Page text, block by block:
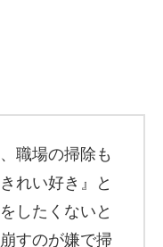
職場の掃除も
れい好き』と
したくないと
すのが嫌で掃